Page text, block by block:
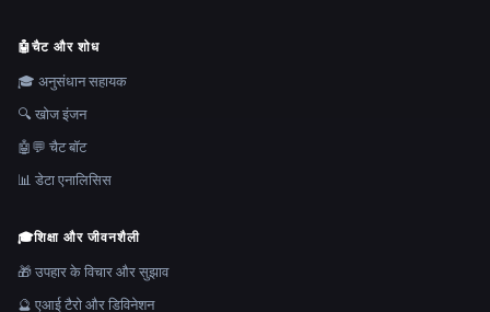
🤖चैट और शोध
🎓 अनुसंधान सहायक
🔍 खोज इंजन
🤖💬 चैट बॉट
📊 डेटा एनालिसिस
🎓शिक्षा और जीवनशैली
🎁 उपहार के विचार और सुझाव
🔮 एआई टैरो और डिविनेशन